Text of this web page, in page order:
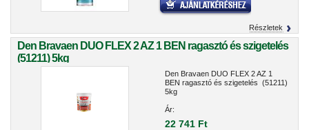
Részletek
Den Bravaen DUO FLEX 2 AZ 1 BEN ragasztó és szigetelés
(51211) 5kg
Den Bravaen DUO FLEX 2 AZ 1
BEN ragasztó és szigetelés (51211)
5kg
Ár:
22 741 Ft